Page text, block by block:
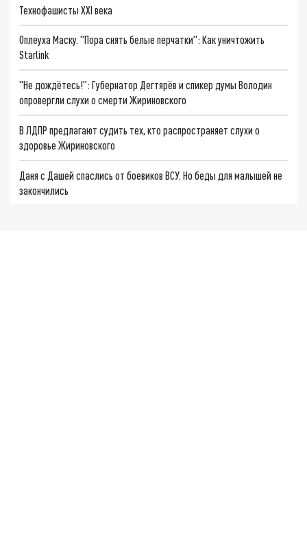
Технофашисты XXI века
Оплеуха Маску. "Пора снять белые перчатки": Как уничтожить
Starlink
"Не дождётесь!": Губернатор Дегтярёв и спикер думы Володин
опровергли слухи о смерти Жириновского
В ЛДПР предлагают судить тех, кто распространяет слухи о
здоровье Жириновского
Даня с Дашей спаслись от боевиков ВСУ. Но беды для малышей не
закончились